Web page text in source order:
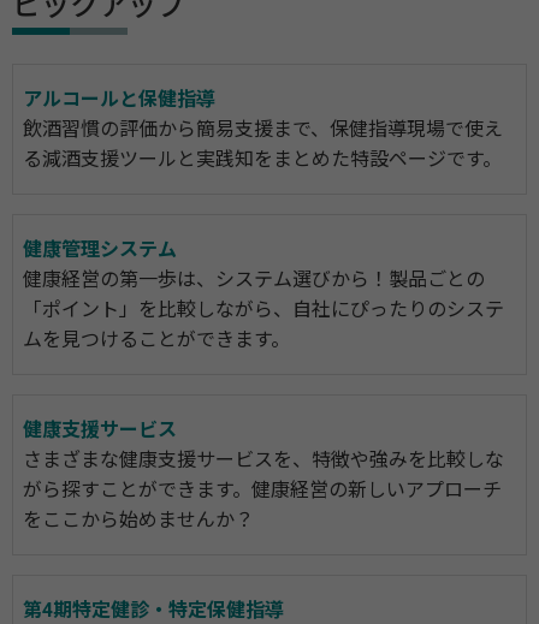
アルコールと保健指導
飲酒習慣の評価から簡易支援まで、保健指導現場で使え
る減酒支援ツールと実践知をまとめた特設ページです。
健康管理システム
健康経営の第一歩は、システム選びから！製品ごとの
「ポイント」を比較しながら、自社にぴったりのシステ
ムを見つけることができます。
健康支援サービス
さまざまな健康支援サービスを、特徴や強みを比較しな
がら探すことができます。健康経営の新しいアプローチ
をここから始めませんか？
第4期特定健診・特定保健指導